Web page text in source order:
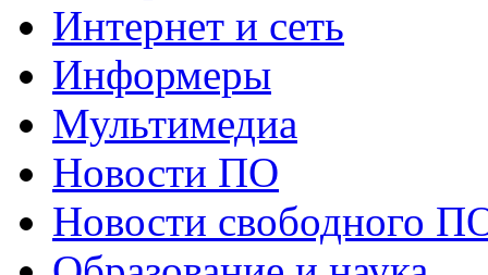
Интернет и сеть
Информеры
Мультимедиа
Новости ПО
Новости свободного